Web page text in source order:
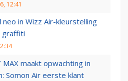
12:41
in Wizz Air-kleurstelling
graffiti
maakt opwachting in
Somon Air eerste klant